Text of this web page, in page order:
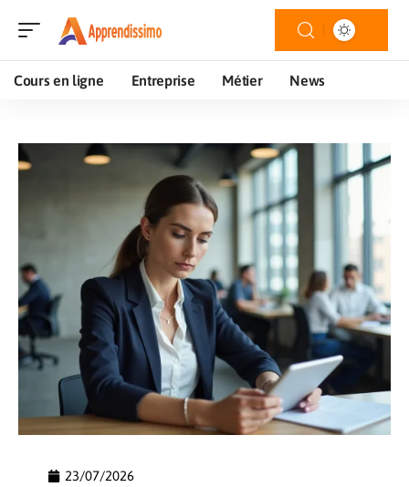
Cours en ligne Entreprise Métier News
23/07/2026